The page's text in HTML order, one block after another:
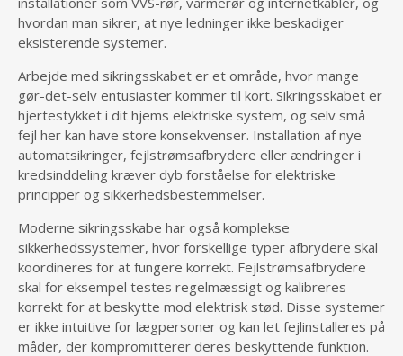
hvordan man sikrer, at nye ledninger ikke beskadiger
eksisterende systemer.
Arbejde med sikringsskabet er et område, hvor mange
gør-det-selv entusiaster kommer til kort. Sikringsskabet er
hjertestykket i dit hjems elektriske system, og selv små
fejl her kan have store konsekvenser. Installation af nye
automatsikringer, fejlstrømsafbrydere eller ændringer i
kredsinddeling kræver dyb forståelse for elektriske
principper og sikkerhedsbestemmelser.
Moderne sikringsskabe har også komplekse
sikkerhedssystemer, hvor forskellige typer afbrydere skal
koordineres for at fungere korrekt. Fejlstrømsafbrydere
skal for eksempel testes regelmæssigt og kalibreres
korrekt for at beskytte mod elektrisk stød. Disse systemer
er ikke intuitive for lægpersoner og kan let fejlinstalleres på
måder, der kompromitterer deres beskyttende funktion.